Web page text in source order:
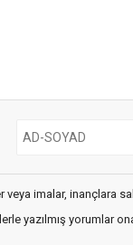
imalar, inançlara
yazılmış yorumlar